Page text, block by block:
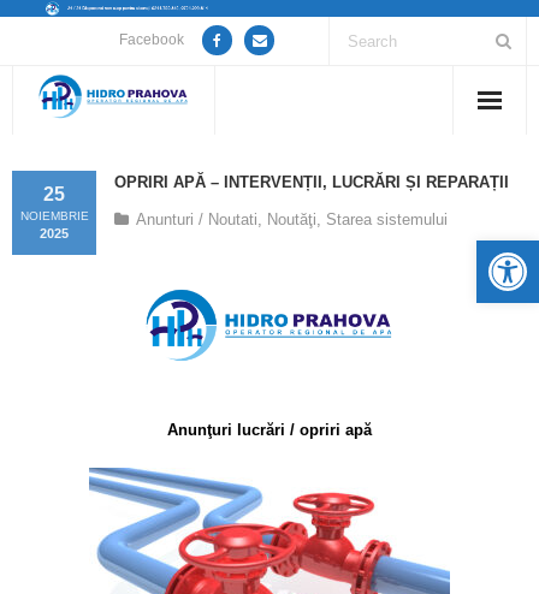
Facebook
Despre noi
Guvernanță Corporativă
Informații de interes public
Calitatea apei
OPRIRI APĂ – INTERVENȚII, LUCRĂRI ȘI REPARAȚII
25
NOIEMBRIE
2025
Anunturi / Noutati, Noutăţi, Starea sistemului
Anunţuri lucrări / opriri apă